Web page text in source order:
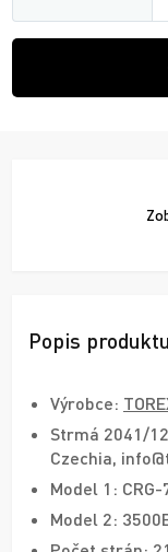
Popis produktu
Výrobce:
Strmá 2041/
Czechia,
Model 1:
Model 2: